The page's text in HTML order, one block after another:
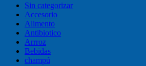
Sin categorizar
Accesorio
Alimento
Antibiotico
Arrroz
Bebidas
champú